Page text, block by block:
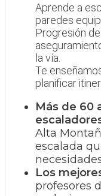
Aprende a
paredes
Progresión
la vía.
Te
planificar
Más de 60
Alta
escalada
Los
profesores